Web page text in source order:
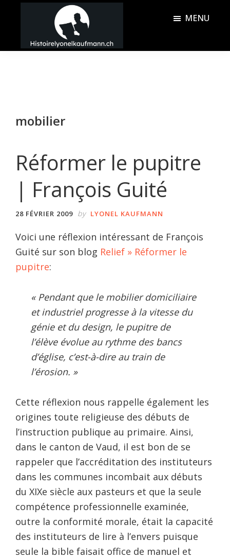
principal
barreHistoire
MENU
mobilier
Réformer le pupitre
| François Guité
28 FÉVRIER 2009 by LYONEL KAUFMANN
Voici une réflexion intéressant de François
Guité sur son blog Relief » Réformer le
pupitre:
« Pendant que le mobilier domiciliaire
et industriel progresse à la vitesse du
génie et du design, le pupitre de
l’élève évolue au rythme des bancs
d’église, c’est-à-dire au train de
l’érosion. »
Cette réflexion nous rappelle également les
origines toute religieuse des débuts de
l’instruction publique au primaire. Ainsi,
dans le canton de Vaud, il est bon de se
rappeler que l’accréditation des instituteurs
dans les communes incombait aux débuts
du XIXe siècle aux pasteurs et que la seule
compétence professionnelle examinée,
outre la conformité morale, était la capacité
des instituteurs de lire à l’envers puisque
seule la bible faisait office de manuel et